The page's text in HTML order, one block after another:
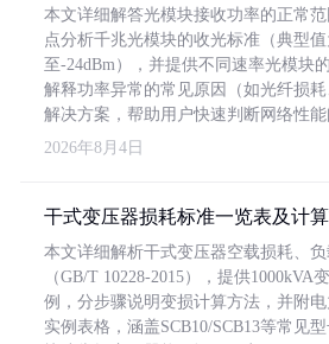
本文详细解答光模块接收功率的正常
点分析千兆光模块的收光标准（典型值
至-24dBm），并提供不同速率光模块
解释功率异常的常见原因（如光纤损
解决方案，帮助用户快速判断网络性能
2026年8月4日
干式变压器损耗标准一览表及计
本文详细解析干式变压器空载损耗、
（GB/T 10228-2015），提供1000kVA
例，分步骤说明变损计算方法，并附
实例表格，涵盖SCB10/SCB13等常见